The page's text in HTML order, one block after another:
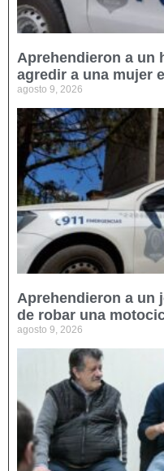
Aprehendieron a un
agredir a una mujer
agosto 9, 2026
Aprehendieron a un
de robar una
agosto 9, 2026